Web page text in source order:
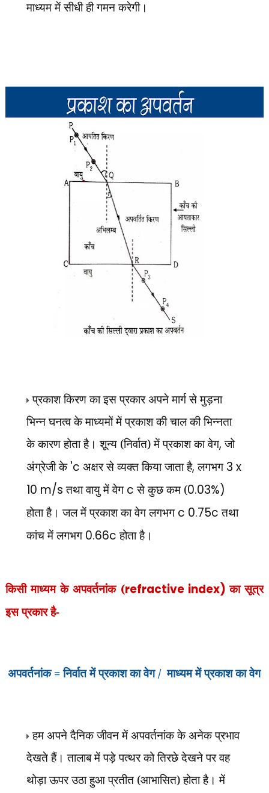
माध्यम में सीधी ही गमन करेगी।
प्रकाश किरण का इस प्रकार अपने मार्ग से मुड़ना
भिन्न घनत्व के माध्यमों में प्रकाश की चाल की भिन्नता
के कारण होता है। शून्य (निर्वात) में प्रकाश का वेग,जो
अंग्रेजी के 'c अक्षर से व्यक्त किया जाता है,लगभग 3 x
10 m/sतथा वायु में वेग cसे कुछ कम (0.03%)
होता है। जल में प्रकाश का वेग लगभग c 0.75cतथा
कांच में लगभग 0.66cहोता है।
किसी माध्यम के अपवर्तनांक (refractive index)का सूत्र
इस प्रकार है-
अपवर्तनांक = निर्वात में प्रकाश का वेग / माध्यम में प्रकाश का वेग
हम अपने दैनिक जीवन में अपवर्तनांक के अनेक प्रभाव
देखते हैं। तालाब में पड़े पत्थर को तिरछे देखने पर वह
थोड़ा ऊपर उठा हुआ प्रतीत (आभासित) होता है।में